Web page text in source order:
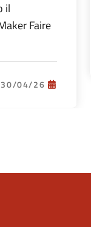
il
Faire
30/04/26